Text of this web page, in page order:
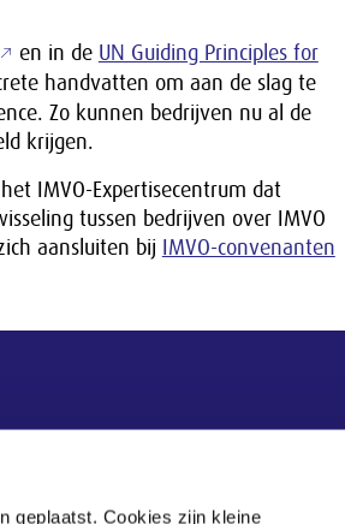
geplaatst. Cookies zijn kleine
en in de UN Guiding Principles for
handvatten om aan de slag te
Zo kunnen bedrijven nu al de
krijgen.
IMVO-Expertisecentrum dat
tussen bedrijven over IMVO
aansluiten bij IMVO-convenanten